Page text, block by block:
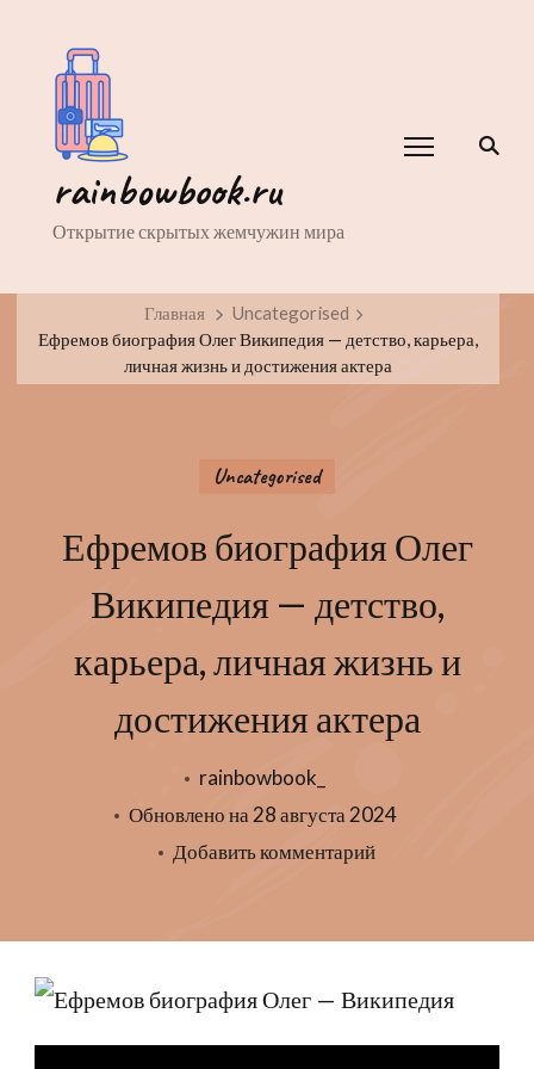
rainbowbook.ru
Открытие скрытых жемчужин мира
Главная
Uncategorised
Ефремов биография Олег Википедия — детство, карьера,
личная жизнь и достижения актера
Uncategorised
Ефремов биография Олег
Википедия — детство,
карьера, личная жизнь и
достижения актера
rainbowbook_
Обновлено на 28 августа 2024
Добавить комментарийк
Олег